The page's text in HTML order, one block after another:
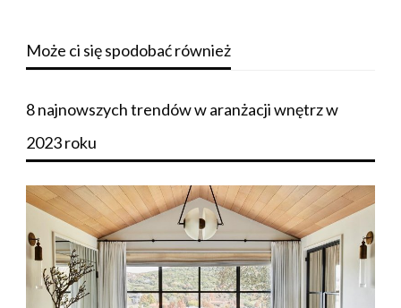
Może ci się spodobać również
8 najnowszych trendów w aranżacji wnętrz w
2023 roku